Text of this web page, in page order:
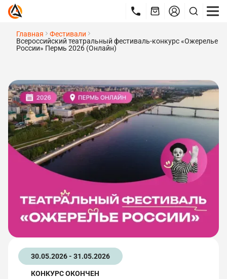
Главная
Фестивали
Всероссийский театральный фестиваль-конкурс «Ожерелье
России» Пермь 2026 (Онлайн)
30.05.2026 - 31.05.2026
КОНКУРС ОКОНЧЕН